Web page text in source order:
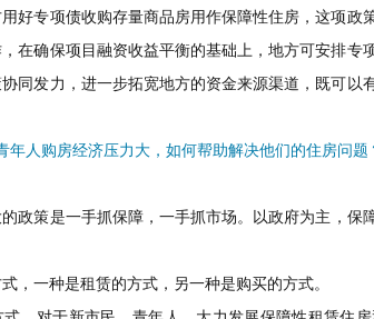
好专项债收购存量商品房用作保障性住房，这项
在确保项目融资收益平衡的基础上，地方可安排
同发力，进一步拓宽地方的资金来源渠道，既可
年人购房经济压力大，如何帮助解决他们的住房问题
的政策是一手抓保障，一手抓市场。以政府为主，
，一种是租赁的方式，另一种是购买的方式。